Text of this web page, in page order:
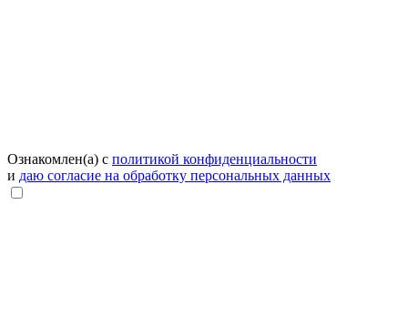
Ознакомлен(а) с политикой конфиденциальности
и даю согласие на обработку персональных данных